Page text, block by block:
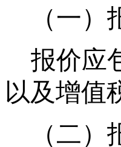
（一
报价应
以及增值
（二）